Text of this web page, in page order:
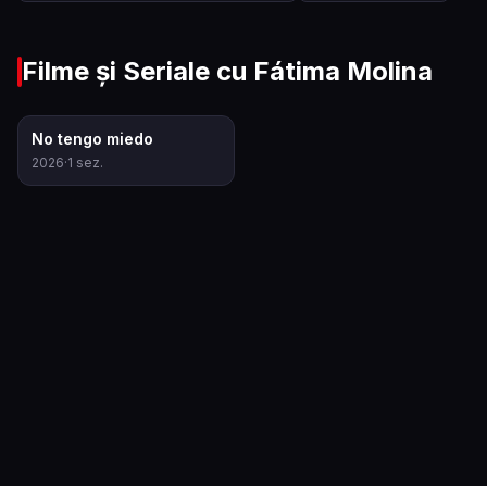
Filme și Seriale cu Fátima Molina
No tengo miedo
2026·1 sez.